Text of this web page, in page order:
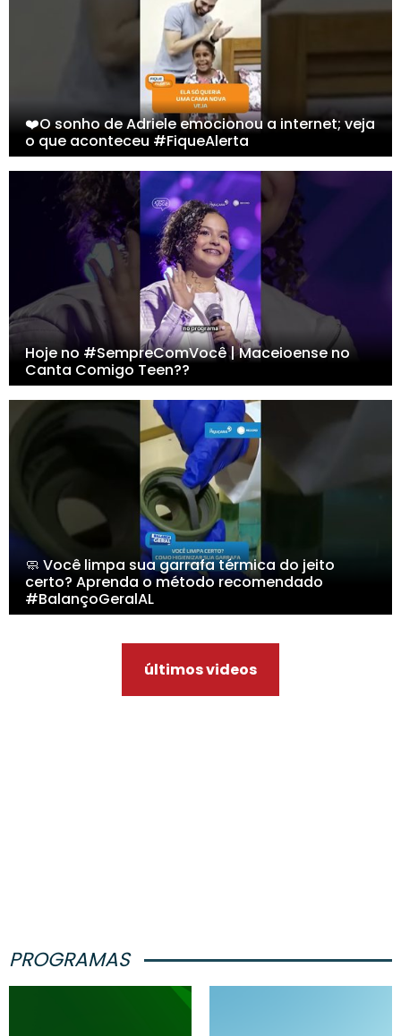
❤️O sonho de Adriele emocionou a internet; veja
o que aconteceu #FiqueAlerta
Hoje no #SempreComVocê | Maceioense no
Canta Comigo Teen??
🧼 Você limpa sua garrafa térmica do jeito
certo? Aprenda o método recomendado
#BalançoGeralAL
últimos videos
PROGRAMAS